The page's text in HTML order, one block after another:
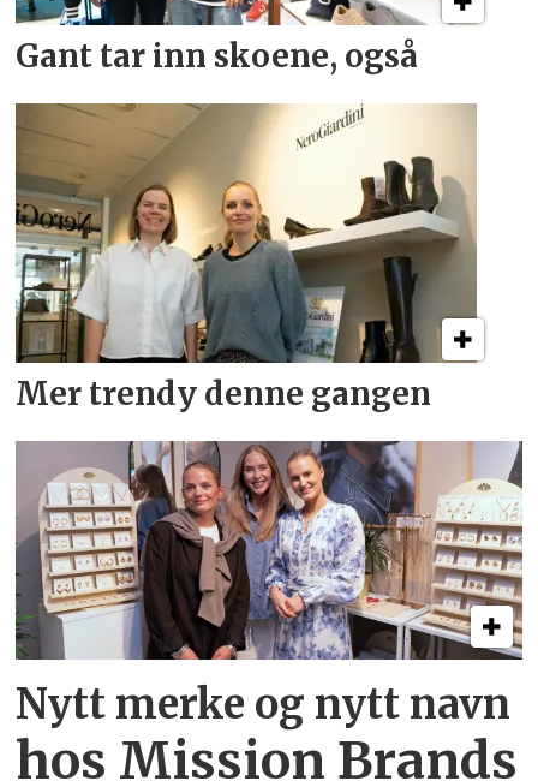
Gant tar inn skoene, også
Mer trendy denne gangen
Nytt merke og nytt navn
hos Mission Brands